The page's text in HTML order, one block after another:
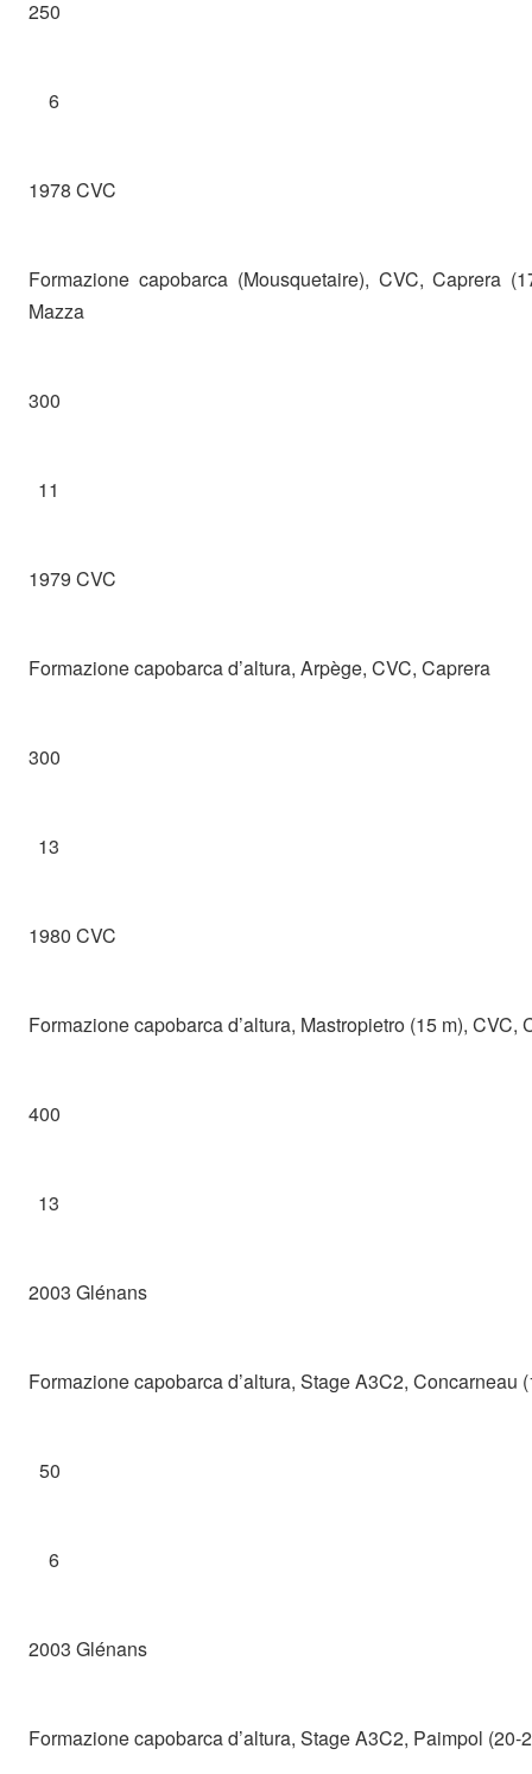
250
6
1978 CVC
Formazione capobarca (Mousquetaire), CVC, Caprera
Mazza
300
11
1979 CVC
Formazione capobarca d’altura, Arpège, CVC, Caprera
300
13
1980 CVC
Formazione capobarca d’altura, Mastropietro (15 m), CVC,
400
13
2003 Glénans
Formazione capobarca d’altura, Stage A3C2, Concarneau
50
6
2003 Glénans
Formazione capobarca d’altura, Stage A3C2, Paimpol (20-